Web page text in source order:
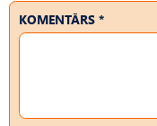
KOMENTĀRS *